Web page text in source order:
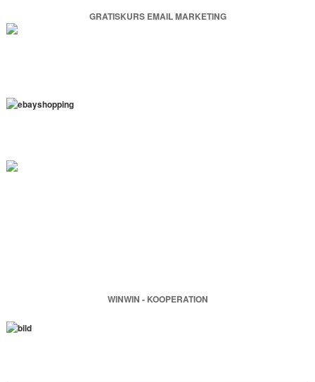
GRATISKURS EMAIL MARKETING
WINWIN - KOOPERATION